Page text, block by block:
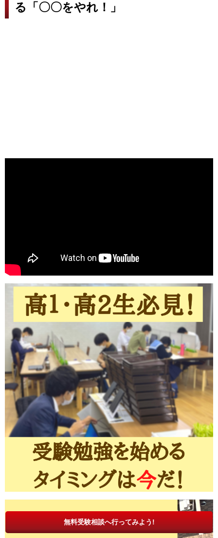
る「〇〇をやれ！」
無料受験相談へ行ってみよう!